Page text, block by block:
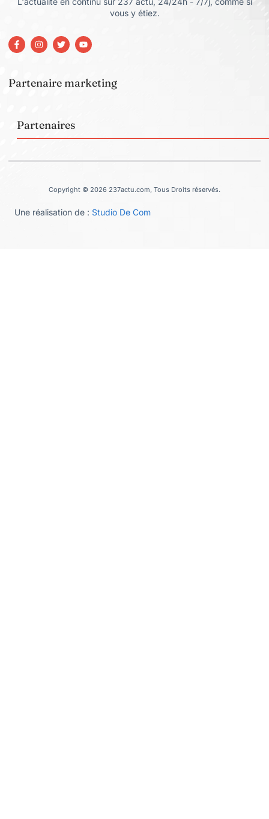
vous y étiez.
Partenaire marketing
Partenaires
Copyright © 2026 237actu.com, Tous Droits réservés.
Une réalisation de : Studio De Com